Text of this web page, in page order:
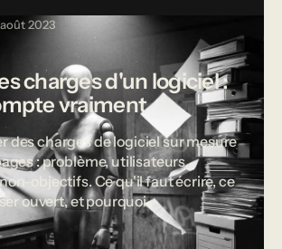
2023
charges d'un logiciel :
vraiment
des charges de logiciel sur mesure
: problème, utilisateurs,
objectifs. Ce qu'il faut écrire, ce
ouvert, et pourquoi.